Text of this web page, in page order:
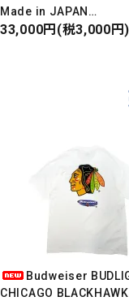
Made in JAPAN
DAMAGE DENIM PANTS
33,000円(税3,000円)
Budweiser
CHICAGO